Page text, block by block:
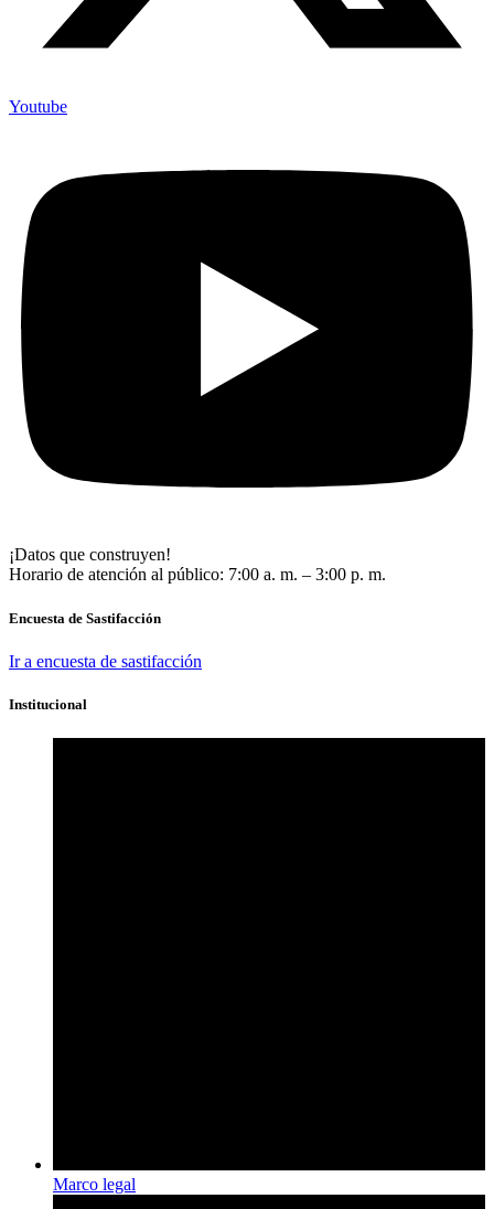
Youtube
¡Datos que construyen!
Horario de atención al público: 7:00 a. m. – 3:00 p. m.
Encuesta de Sastifacción
Ir a encuesta de sastifacción
Institucional
Marco legal